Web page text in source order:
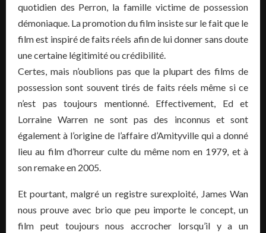
quotidien des Perron, la famille victime de possession
démoniaque. La promotion du film insiste sur le fait que le
film est inspiré de faits réels afin de lui donner sans doute
une certaine légitimité ou crédibilité.
Certes, mais n’oublions pas que la plupart des films de
possession sont souvent tirés de faits réels même si ce
n’est pas toujours mentionné. Effectivement, Ed et
Lorraine Warren ne sont pas des inconnus et sont
également à l’origine de l’affaire d’Amityville qui a donné
lieu au film d’horreur culte du même nom en 1979, et à
son remake en 2005.
Et pourtant, malgré un registre surexploité, James Wan
nous prouve avec brio que peu importe le concept, un
film peut toujours nous accrocher lorsqu’il y a un